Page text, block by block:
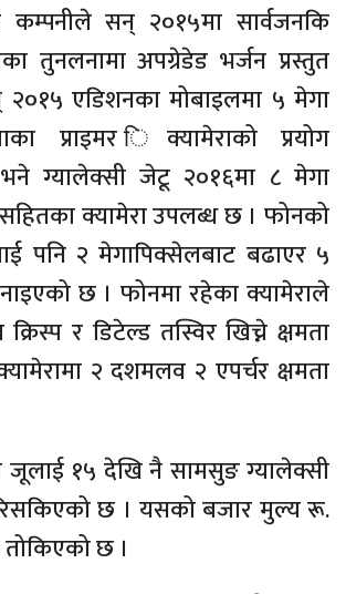
कम्पनीले सन् २०१५मा सार्वजनकि
तुनलनामा अपग्रेडेड भर्जन प्रस्तुत
एडिशनका मोबाइलमा ५ मेगा
प्राइमर िक्यामेराको प्रयोग
ग्यालेक्सी जेटू २०१६मा ८ मेगा
क्यामेरा उपलब्ध छ । फोनको
पनि २ मेगापिक्सेलबाट बढाएर ५
छ । फोनमा रहेका क्यामेराले
र डिटेल्ड तस्विर खिच्ने क्षमता
२ दशमलव २ एपर्चर क्षमता
जूलाई १५ देखि नै सामसुङ ग्यालेक्सी
छ । यसको बजार मुल्य रू.
छ ।